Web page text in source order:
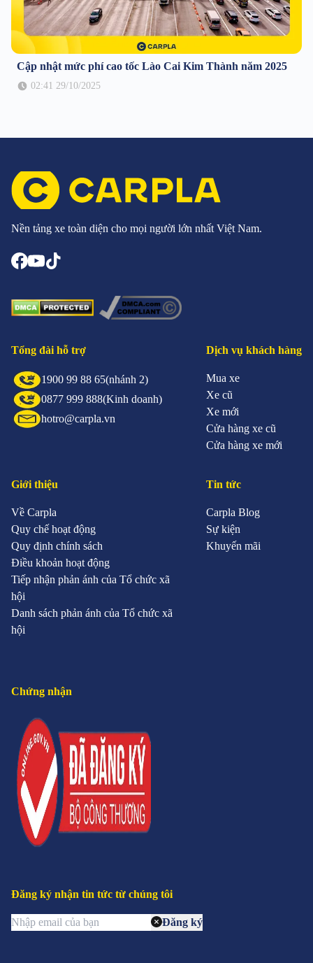
Cập nhật mức phí cao tốc Lào Cai Kim Thành năm 2025
02:41 29/10/2025
Nền tảng xe toàn diện cho mọi người lớn nhất Việt Nam.
Tổng đài hỗ trợ
1900 99 88 65(nhánh 2)
0877 999 888(Kinh doanh)
hotro@carpla.vn
Dịch vụ khách hàng
Mua xe
Xe cũ
Xe mới
Cửa hàng xe cũ
Cửa hàng xe mới
Giới thiệu
Về Carpla
Quy chế hoạt động
Quy định chính sách
Điều khoản hoạt động
Tiếp nhận phản ánh của Tổ chức xã
hội
Danh sách phản ánh của Tổ chức xã
hội
Tin tức
Carpla Blog
Sự kiện
Khuyến mãi
Chứng nhận
Đăng ký nhận tin tức từ chúng tôi
Đăng ký